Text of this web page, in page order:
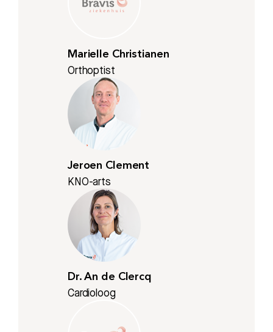
Marielle Christianen
Orthoptist
Jeroen Clement
KNO-arts
Dr. An de Clercq
Cardioloog